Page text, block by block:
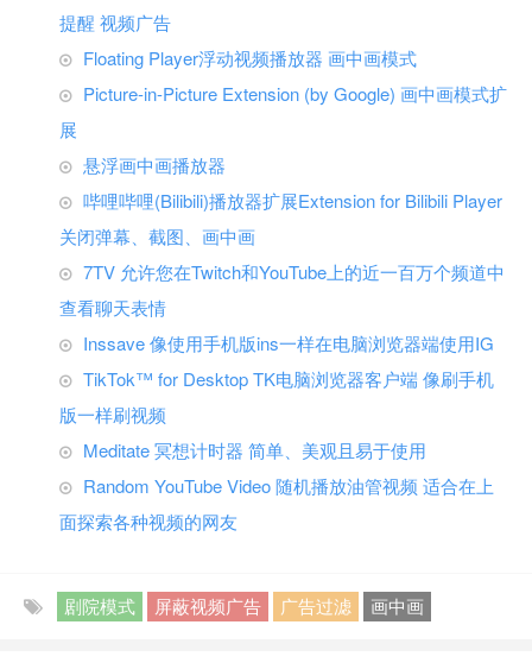
提醒 视频广告
Floating Player浮动视频播放器 画中画模式
Picture-in-Picture Extension (by Google) 画中画模式扩
展
悬浮画中画播放器
哔哩哔哩(Bilibili)播放器扩展Extension for Bilibili Player
关闭弹幕、截图、画中画
7TV 允许您在Twitch和YouTube上的近一百万个频道中
查看聊天表情
Inssave 像使用手机版ins一样在电脑浏览器端使用IG
TikTok™ for Desktop TK电脑浏览器客户端 像刷手机
版一样刷视频
Meditate 冥想计时器 简单、美观且易于使用
Random YouTube Video 随机播放油管视频 适合在上
面探索各种视频的网友
剧院模式 屏蔽视频广告 广告过滤 画中画